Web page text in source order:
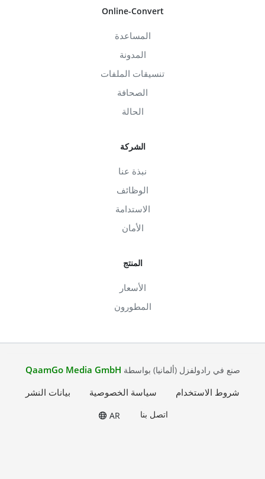
Online-Convert
المساعدة
المدونة
تنسيقات الملفات
الصحافة
الحالة
الشركة
نبذة عنا
الوظائف
الاستدامة
الأمان
المنتج
الأسعار
المطورون
صنع في رادولفزل (ألمانيا) بواسطة QaamGo Media GmbH
شروط الاستخدام
سياسة الخصوصية بيانات النشر
اتصل بنا AR